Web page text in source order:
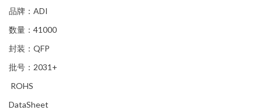
品牌：ADI
数量：41000
封装：QFP
批号：2031+
ROHS
DataSheet